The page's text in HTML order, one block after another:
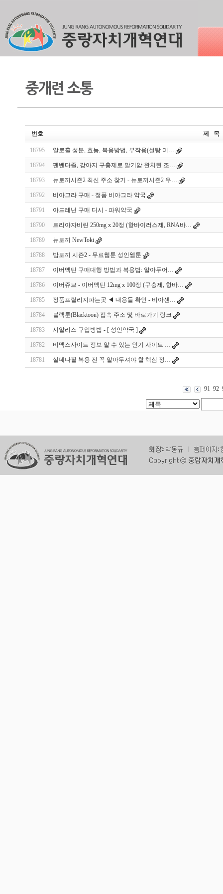
번호 제 목
18795 알로홀 성분, 효능, 복용방법, 부작용(설탕 미…
18794 펜벤다졸, 강아지 구충제로 말기암 완치된 조…
18793 뉴토끼시즌2 최신 주소 찾기 - 뉴토끼시즌2 우…
18792 비아그라 구매 - 정품 비아그라 약국
18791 아드레닌 구매 디시 - 파워약국
18790 트리아자비린 250mg x 20정 (항바이러스제, RNA바…
18789 뉴토끼 NewToki
18788 밤토끼 시즌2 - 무료웹툰 성인웹툰
18787 이버멕틴 구매대행 방법과 복용법: 알아두어…
18786 이버쥬브 - 이버멕틴 12mg x 100정 (구충제, 항바…
18785 정품프릴리지파는곳 ◀ 내용들 확인 - 비아센…
18784 블랙툰(Blacktoon) 접속 주소 및 바로가기 링크
18783 시알리스 구입방법 - [ 성인약국 ]
18782 비맥스사이트 정보 알 수 있는 인기 사이트 …
18781 실데나필 복용 전 꼭 알아두셔야 할 핵심 정…
91 92